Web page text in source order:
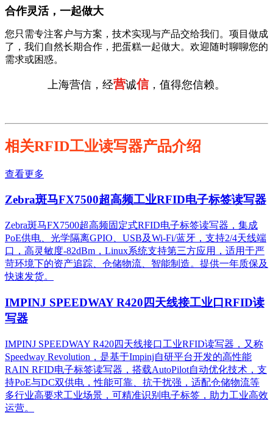
合作灵活，一起做大
您只需专注客户与方案，技术实现与产品交给我们。项目做成
了，我们自然长期合作，把蛋糕一起做大。欢迎随时聊聊您的
需求或困惑。
上海营信，经营诚信，值得您信赖。
相关RFID工业读写器产品介绍
查看更多
Zebra斑马FX7500超高频工业RFID电子标签读写器
Zebra斑马FX7500超高频固定式RFID电子标签读写器，集成
PoE供电、光学隔离GPIO、USB及Wi-Fi/蓝牙，支持2/4天线端
口，高灵敏度-82dBm，Linux系统支持第三方应用，适用于严
苛环境下的资产追踪、仓储物流、智能制造。提供一年质保及
快速发货。
IMPINJ SPEEDWAY R420四天线接工业口RFID读
写器
IMPINJ SPEEDWAY R420四天线接口工业RFID读写器，又称
Speedway Revolution，是基于Impinj自研平台开发的高性能
RAIN RFID电子标签读写器，搭载AutoPilot自动优化技术，支
持PoE与DC双供电，性能可靠、抗干扰强，适配仓储物流等
多行业高要求工业场景，可精准识别电子标签，助力工业高效
运营。​